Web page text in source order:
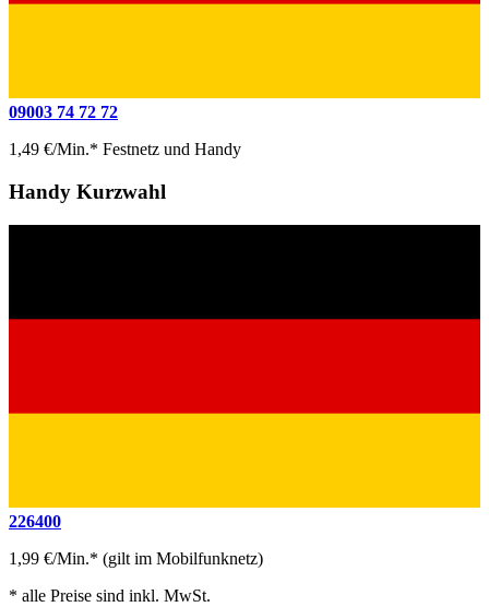
09003 74 72 72
1,49 €/Min.* Festnetz und Handy
Handy Kurzwahl
226400
1,99 €/Min.* (gilt im Mobilfunknetz)
* alle Preise sind inkl. MwSt.